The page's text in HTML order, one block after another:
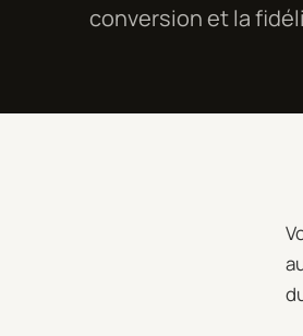
conversion et la